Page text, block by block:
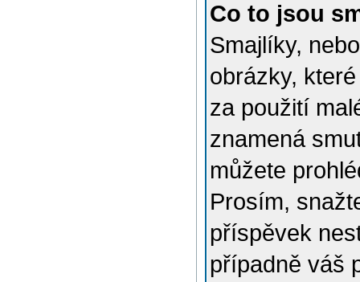
Co to jsou
Smajlíky,
obrázky,
za použití
znamená
můžete
Prosím,
příspěvek
případně váš